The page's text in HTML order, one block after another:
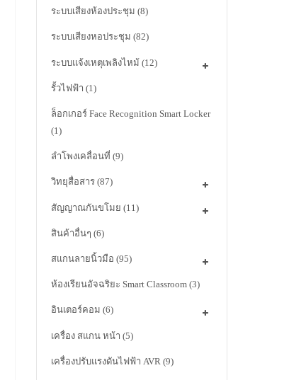
ระบบเสียงห้องประชุม (8)
ระบบเสียงหอประชุม (82)
ระบบแจ้งเหตุเพลิงไหม้ (12)
รั้วไฟฟ้า (1)
ล็อกเกอร์ Face Recognition Smart Locker
(1)
ลำโพงเคลื่อนที่ (9)
วิทยุสื่อสาร (87)
สัญญาณกันขโมย (11)
สินค้าอื่นๆ (6)
สแกนลายนิ้วมือ (95)
ห้องเรียนอัจฉริยะ Smart Classroom (3)
อินเตอร์คอม (6)
เครื่อง สแกน หน้า (5)
เครื่องปรับแรงดันไฟฟ้า AVR (9)